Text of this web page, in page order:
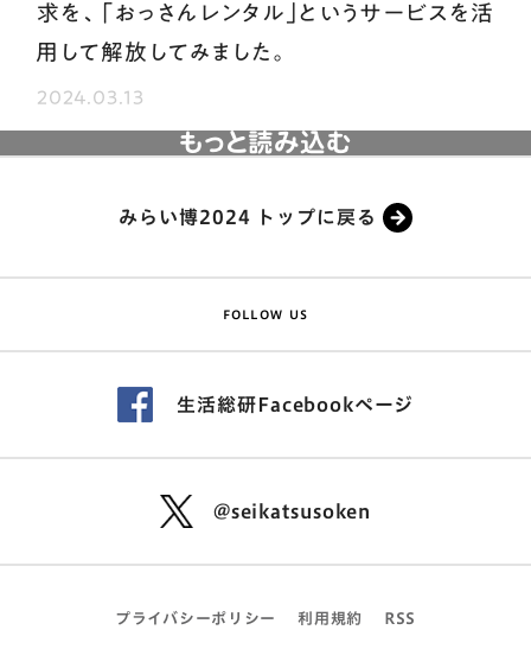
求を、｢おっさんレンタル｣というサービスを活
用して解放してみました。
2024.03.13
もっと読み込む
みらい博2024 トップに戻る
FOLLOW US
生活総研Facebookページ
@seikatsusoken
プライバシーポリシー 利用規約 RSS